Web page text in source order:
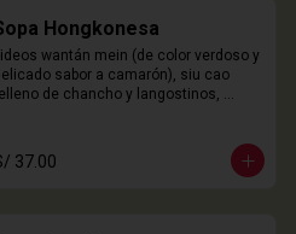
Hongkonesa
wantán mein (de color verdoso y
sabor a camarón), siu cao
de chancho y langostinos,
37.00